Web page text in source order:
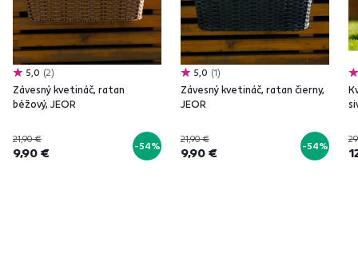
5,0 2
Závesný kvetináč, ratan
béžový, JEOR
21,90 €
9,90 € -54%
5,0 1
Závesný kvetináč, ratan čierny,
JEOR
21,90 €
9,90 € -54%